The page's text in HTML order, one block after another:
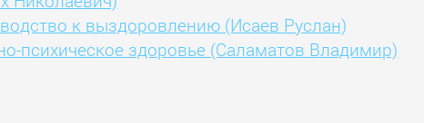
к выздоровлению (Исаев Руслан)
психическое здоровье (Саламатов Владимир)